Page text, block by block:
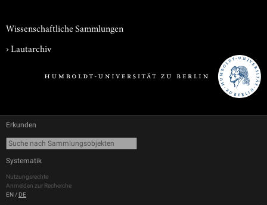
Wissenschaftliche Sammlungen
›Lautarchiv
Erkunden
Systematik
Nutzungsrechte
Anmelden zur Recherche
EN / DE